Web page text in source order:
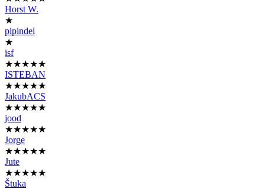
Horst W.
★
pipindel
★
isf
★★★★★
ISTEBAN
★★★★★
JakubACS
★★★★★
jood
★★★★★
Jorge
★★★★★
Jute
★★★★★
Štuka